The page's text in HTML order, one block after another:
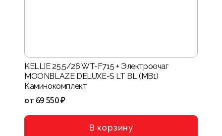
KELLIE 25,5/26 WT-F715 + Электроочаг
MOONBLAZE DELUXE-S LT BL (MB1)
Каминокомплект
от 69 550 ₽
В корзину